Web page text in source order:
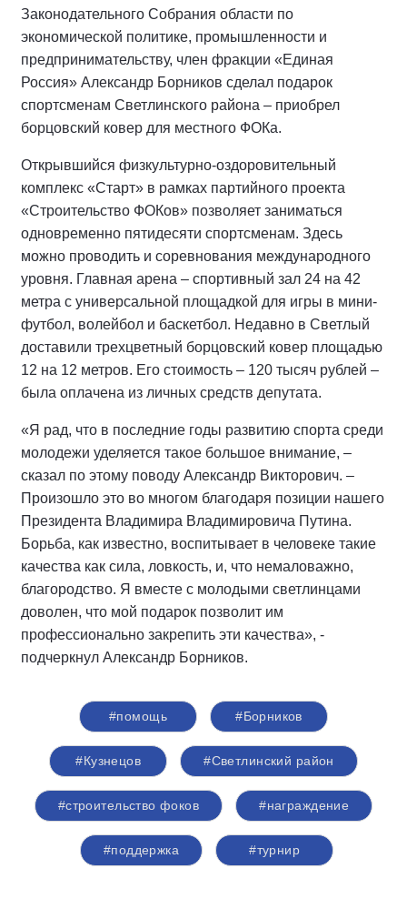
Законодательного Собрания области по
экономической политике, промышленности и
предпринимательству, член фракции «Единая
Россия» Александр Борников сделал подарок
спортсменам Светлинского района – приобрел
борцовский ковер для местного ФОКа.
Открывшийся физкультурно-оздоровительный
комплекс «Старт» в рамках партийного проекта
«Строительство ФОКов» позволяет заниматься
одновременно пятидесяти спортсменам. Здесь
можно проводить и соревнования международного
уровня. Главная арена – спортивный зал 24 на 42
метра с универсальной площадкой для игры в мини-
футбол, волейбол и баскетбол. Недавно в Светлый
доставили трехцветный борцовский ковер площадью
12 на 12 метров. Его стоимость – 120 тысяч рублей –
была оплачена из личных средств депутата.
«Я рад, что в последние годы развитию спорта среди
молодежи уделяется такое большое внимание, –
сказал по этому поводу Александр Викторович. –
Произошло это во многом благодаря позиции нашего
Президента Владимира Владимировича Путина.
Борьба, как известно, воспитывает в человеке такие
качества как сила, ловкость, и, что немаловажно,
благородство. Я вместе с молодыми светлинцами
доволен, что мой подарок позволит им
профессионально закрепить эти качества», -
подчеркнул Александр Борников.
#помощь #Борников
#Кузнецов #Светлинский район
#строительство фоков #награждение
#поддержка #турнир